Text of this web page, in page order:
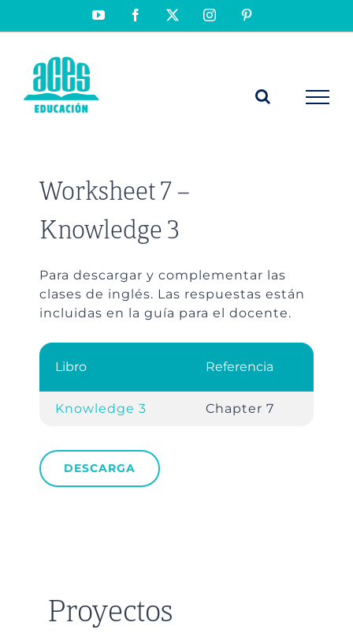
YouTubeFacebook Instagram
Worksheet 7 –
Knowledge 3
Para descargar y complementar las
clases de inglés. Las respuestas están
incluidas en la guía para el docente.
Libro Referencia
Knowledge 3 Chapter 7
DESCARGA
Proyectos